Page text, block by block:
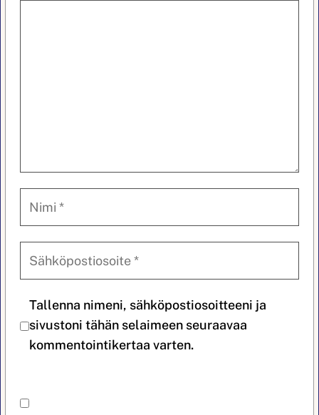
Tallenna nimeni, sähköpostiosoitteeni ja
sivustoni tähän selaimeen seuraavaa
kommentointikertaa varten.